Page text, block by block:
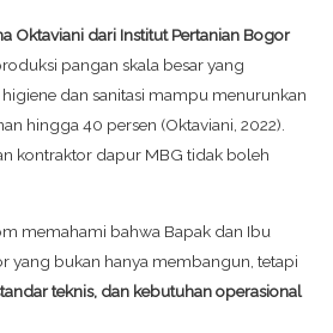
Oktaviani dari Institut Pertanian Bogor
pangan skala besar yang
dan sanitasi mampu menurunkan
hingga 40 persen (Oktaviani, 2022).
kontraktor dapur MBG tidak boleh
memahami bahwa Bapak dan Ibu
yang bukan hanya membangun, tetapi
teknis, dan kebutuhan operasional